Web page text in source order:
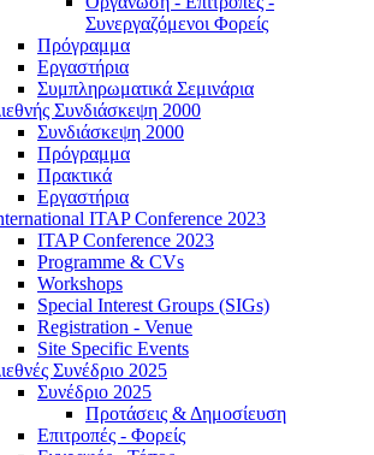
Συνεργαζόμενοι Φορείς
Πρόγραμμα
Εργαστήρια
Συμπληρωματικά Σεμινάρια
Συνδιάσκεψη 2000
Συνδιάσκεψη 2000
Πρόγραμμα
Πρακτικά
Εργαστήρια
ITAP Conference 2023
ITAP Conference 2023
Programme & CVs
Workshops
Special Interest Groups (SIGs)
Registration - Venue
Site Specific Events
Συνέδριο 2025
Συνέδριο 2025
Προτάσεις & Δημοσίευση
Επιτροπές - Φορείς